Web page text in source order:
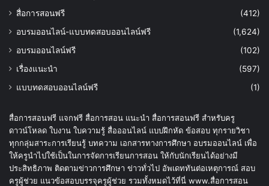
สื่อการสอนฟรี
(412)
อบรมออนไลน์-แบบทดสอบออนไลน์ฟรี
(1,624)
อบรมออนไลน์ฟรี
(102)
เรื่องแนะนำ
(597)
แบบทดสอบออนไลน์ฟรี
(1)
สื่อการสอนฟรี แจกฟรี สื่อการสอน แนะนำ สื่อการสอนฟรี สำหรับครู
ดาวน์โหลด ใบงาน ใบความรู้ สื่อออนไลน์ แบบฝึกหัด ข้อสอบ ทุกรายวิชา
ทุกกลุ่มสาระการเรียนรู้ บทความ เอกสารทางการศึกษา อบรมออนไลน์ เพื่อ
ให้ครูนำไปใช้เป็นในการจัดการเรียนการสอน ให้กับนักเรียนได้อย่างมี
ประสิทธิภาพ ติดตามข่าวการศึกษา ข่าวทั่วไป อัพเดททันต่อเหตุการณ์ สอบ
ครูผู้ช่วย แนวข้อสอบบรรจุครูผู้ช่วย รวมทั้งหมดไว้ที่นี่ www.สื่อการสอน